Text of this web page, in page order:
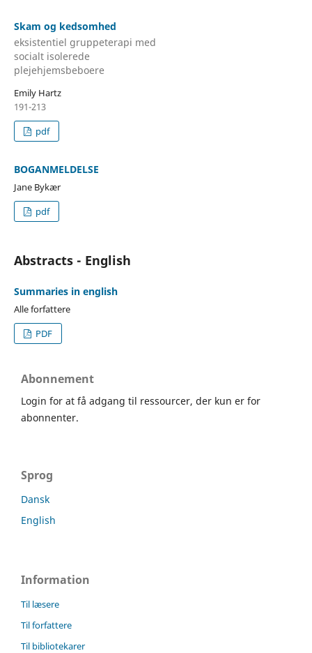
Skam og kedsomhed
eksistentiel gruppeterapi med
socialt isolerede
plejehjemsbeboere
Emily Hartz
191-213
pdf
BOGANMELDELSE
Jane Bykær
pdf
Abstracts - English
Summaries in english
Alle forfattere
PDF
Abonnement
Login for at få adgang til ressourcer, der kun er for
abonnenter.
Sprog
Dansk
English
Information
Til læsere
Til forfattere
Til bibliotekarer